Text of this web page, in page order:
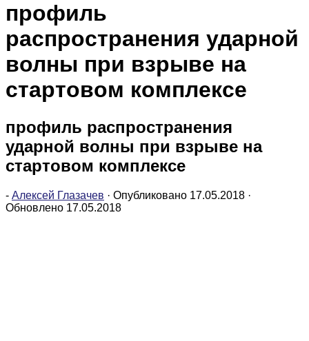
профиль
распространения ударной
волны при взрыве на
стартовом комплексе
профиль распространения
ударной волны при взрыве на
стартовом комплексе
- Алексей Глазачев · Опубликовано 17.05.2018 ·
Обновлено 17.05.2018